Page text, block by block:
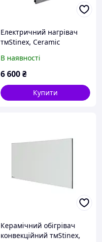
Електричний нагрівач
тмStinex, Ceramic
В наявності
6 600₴
Купити
Керамічний обігрівач
конвекційний тмStinex,